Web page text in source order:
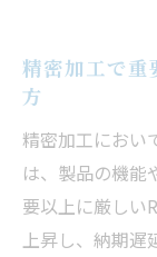
精密加工で重
方
精密加工におい
は、製品の機能
要以上に厳しい
上昇し、納期